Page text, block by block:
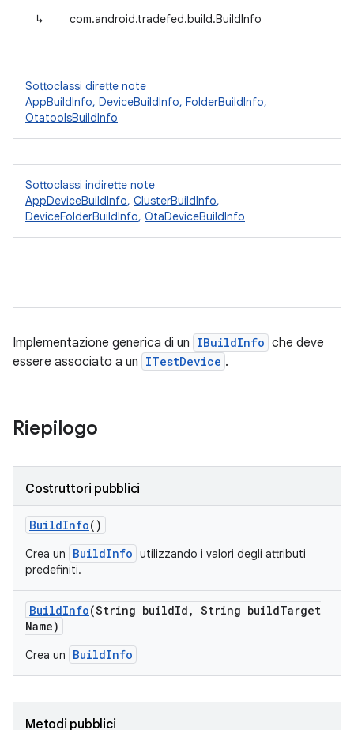
↳ com.android.tradefed.build.BuildInfo
Sottoclassi dirette note
AppBuildInfo, DeviceBuildInfo, FolderBuildInfo,
OtatoolsBuildInfo
Sottoclassi indirette note
AppDeviceBuildInfo, ClusterBuildInfo,
DeviceFolderBuildInfo, OtaDeviceBuildInfo
Implementazione generica di un IBuildInfo che deve
essere associato a un ITestDevice .
Riepilogo
Costruttori pubblici
BuildInfo()
Crea un BuildInfo utilizzando i valori degli attributi
predefiniti.
BuildInfo(String buildId , String buildTarget
Name)
Crea un BuildInfo
Metodi pubblici